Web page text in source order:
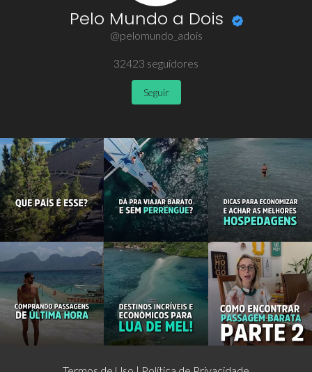
Pelo Mundo a Dois
@pelomundo_adois
32423 seguidores
Seguir